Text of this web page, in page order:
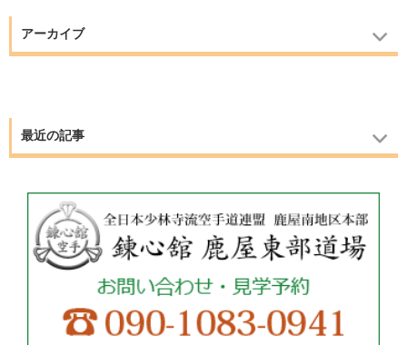
アーカイブ
最近の記事